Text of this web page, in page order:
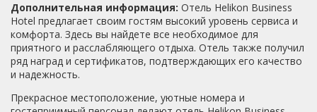
Дополнительная информация: Отель Helikon Business
Hotel предлагает своим гостям высокий уровень сервиса и
комфорта. Здесь вы найдете все необходимое для
приятного и расслабляющего отдыха. Отель также получил
ряд наград и сертификатов, подтверждающих его качество
и надежность.
Прекрасное местоположение, уютные номера и